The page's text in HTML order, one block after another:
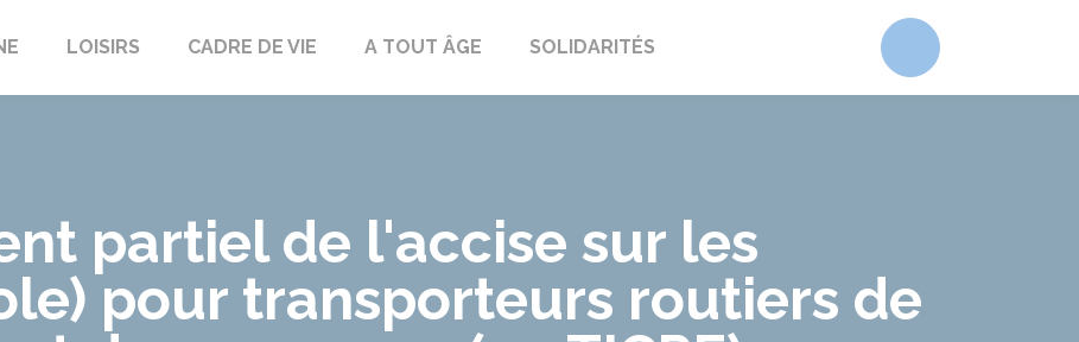
LOISIRS CADRE DE VIE A TOUT ÂGE SOLIDARITÉS Accéder au
partiel de l'accise sur les
pour transporteurs routiers de